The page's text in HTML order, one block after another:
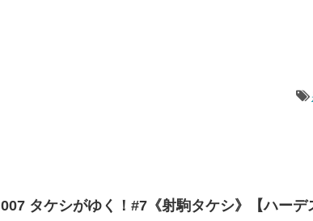
007 タケシがゆく！#7《射駒タケシ》【ハーデ